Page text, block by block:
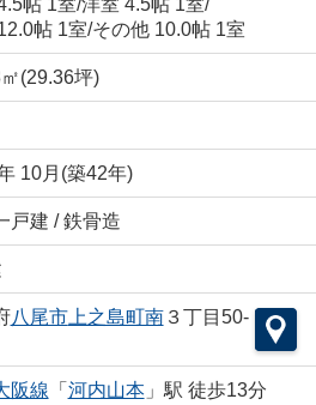
帖 1室/その他 10.0帖 1室
(29.36坪)
10月(築42年)
戸建 / 鉄骨造
八尾市上之島町南３丁目50-
阪線 「 河内山本」駅 徒歩13分